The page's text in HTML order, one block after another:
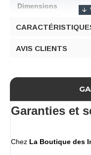
Dimensions
Diamètre 70 mm
AVIS CLIENTS
Garanties et
Chez La Boutique des